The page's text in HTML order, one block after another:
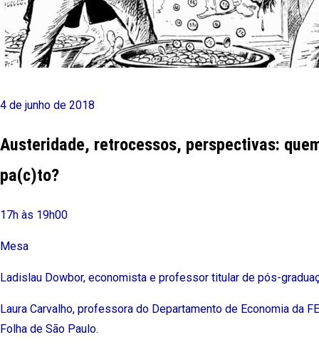
4 de junho de 2018
Austeridade, retrocessos, perspectivas:
pa(c)to?
17h às 19h00
Mesa
Ladislau Dowbor, economista e professor titular de pós-
Laura Carvalho, professora do Departamento de Economia da
Folha de São Paulo.